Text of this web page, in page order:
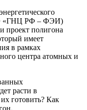
«ГНЦ РФ – ФЭИ)
проект полигона
имеет
в рамках
центра атомных и
расти в
готовить? Как